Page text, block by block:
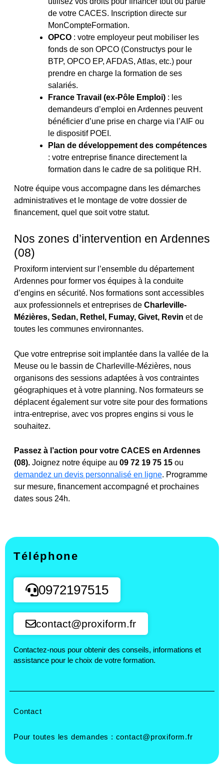
de votre CACES. Inscription directe sur
MonCompteFormation.
OPCO : votre employeur peut mobiliser les
fonds de son OPCO (Constructys pour le
BTP, OPCO EP, AFDAS, Atlas, etc.) pour
prendre en charge la formation de ses
salariés.
France Travail (ex-Pôle Emploi) : les
demandeurs d’emploi en Ardennes peuvent
bénéficier d’une prise en charge via l’AIF ou
le dispositif POEI.
Plan de développement des compétences
: votre entreprise finance directement la
formation dans le cadre de sa politique RH.
Notre équipe vous accompagne dans les démarches
administratives et le montage de votre dossier de
financement, quel que soit votre statut.
Nos zones d’intervention en Ardennes
(08)
Proxiform intervient sur l’ensemble du département
Ardennes pour former vos équipes à la conduite
d’engins en sécurité. Nos formations sont accessibles
aux professionnels et entreprises de Charleville-
Mézières, Sedan, Rethel, Fumay, Givet, Revin et de
toutes les communes environnantes.
Que votre entreprise soit implantée dans la vallée de la
Meuse ou le bassin de Charleville-Mézières, nous
organisons des sessions adaptées à vos contraintes
géographiques et à votre planning. Nos formateurs se
déplacent également sur votre site pour des formations
intra-entreprise, avec vos propres engins si vous le
souhaitez.
Passez à l’action pour votre CACES en Ardennes
(08). Joignez notre équipe au 09 72 19 75 15 ou
demandez un devis personnalisé en ligne. Programme
sur mesure, financement accompagné et prochaines
dates sous 24h.
Téléphone
0972197515
contact@proxiform.fr
Contactez-nous pour obtenir des conseils, informations et
assistance pour le choix de votre formation.
Contact
Pour toutes les demandes : contact@proxiform.fr